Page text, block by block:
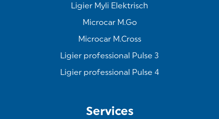
Ligier Myli Elektrisch
Microcar M.Go
Microcar M.Cross
Ligier professional Pulse 3
Ligier professional Pulse 4
Services